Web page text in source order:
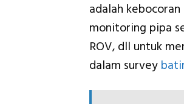
adalah
monitoring pipa
ROV, dll untuk
dalam survey